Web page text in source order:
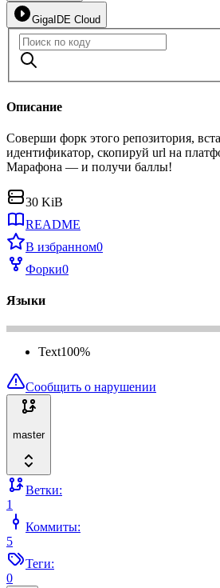
GigaIDE Cloud
Описание
Соверши форк этого репозитория,
идентификатор, скопируй url на
Марафона — и получи баллы!
30 KiB
README
В избранном0
Форки0
Языки
Text100%
Сообщить о нарушении
master
Ветки:
1
Коммиты:
5
Теги:
0